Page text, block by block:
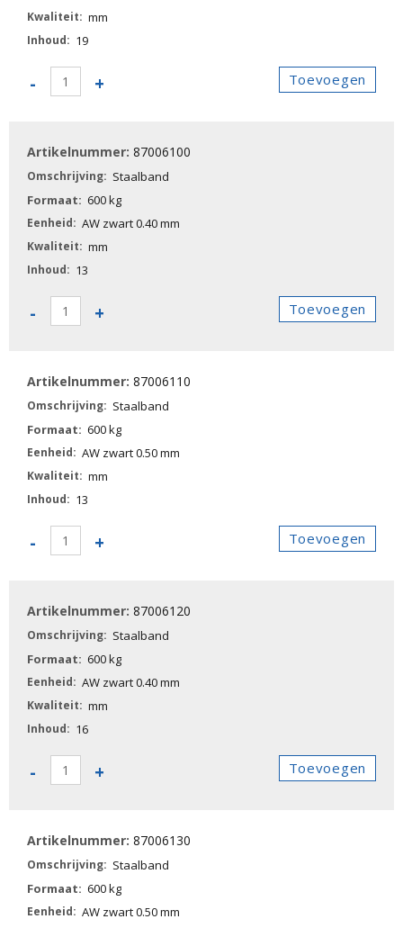
mm
19
-
87006040
+ Toevoegen
87006100
Staalband
600 kg
AW zwart 0.40 mm
mm
13
-
87006100
+ Toevoegen
87006110
Staalband
600 kg
AW zwart 0.50 mm
mm
13
-
87006110
+ Toevoegen
87006120
Staalband
600 kg
AW zwart 0.40 mm
mm
16
-
87006120
+ Toevoegen
87006130
Staalband
600 kg
AW zwart 0.50 mm